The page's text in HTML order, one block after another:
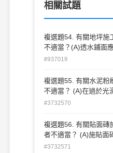
相關試題
複選題54. 有關地坪施工之敘述，以下何者
不適當？(A)透水鋪面
固定(B)磁磚、大理石、紅
乾燥吸收水泥砂漿中
份濕潤(D)地坪軟 底舖貼用之水泥砂漿中，
#937019
複選題55. 有關水泥粉
不適當？ (A)在過於光
應先行打毛，並塗刷純
細 (C)過濾砂所用篩之
大，反之則愈小(D)白
#3732570
複選題56. 有關貼面磚
者不適當？ (A)施貼面
將其濕潤以增加與水泥
#3732571